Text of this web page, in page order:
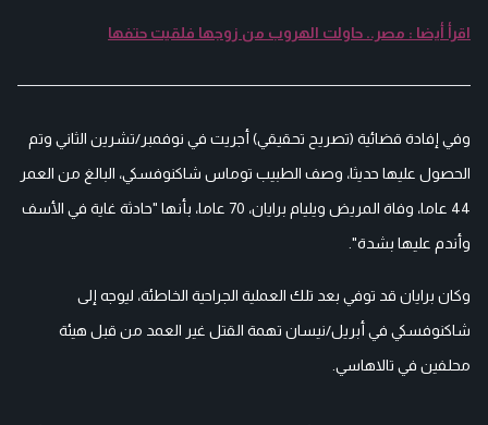
اقرأ أيضا : مصر.. حاولت الهروب من زوجها فلقيت حتفها
وفي إفادة قضائية (تصريح تحقيقي) أجريت في نوفمبر/تشرين الثاني وتم
الحصول عليها حديثا، وصف الطبيب توماس شاكنوفسكي، البالغ من العمر
44 عاما، وفاة المريض ويليام برايان، 70 عاما، بأنها "حادثة غاية في الأسف
وأندم عليها بشدة".
وكان برايان قد توفي بعد تلك العملية الجراحية الخاطئة، ليوجه إلى
شاكنوفسكي في أبريل/نيسان تهمة القتل غير العمد من قبل هيئة
محلفين في تالاهاسي.